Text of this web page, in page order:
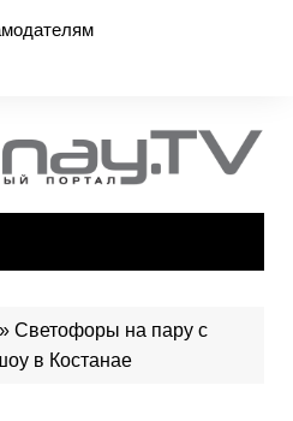
Светофоры на пару с
в Костанае